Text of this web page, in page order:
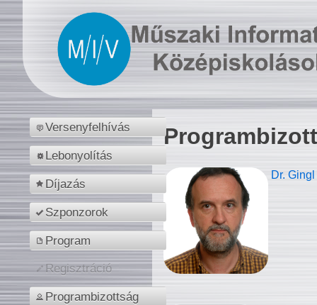
Versenyfelhívás
Lebonyolítás
Díjazás
Szponzorok
Program
Regisztráció
Programbizottság
Dr.